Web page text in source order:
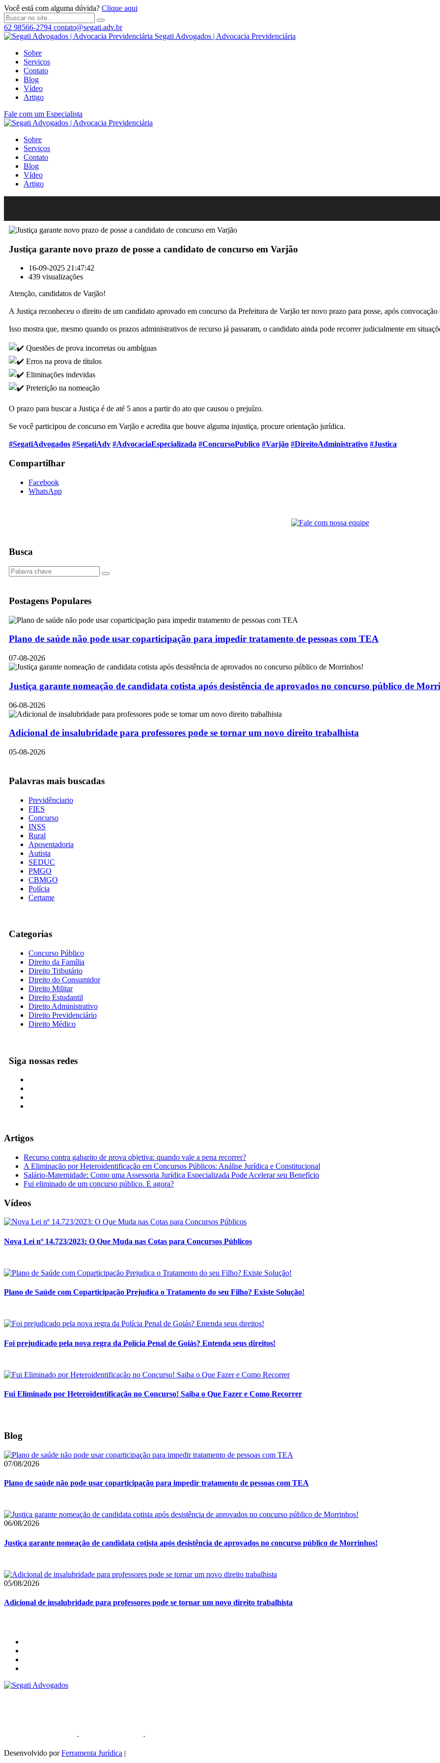
Você está com alguma dúvida? Clique aqui
62 98566-2794 contato@segati.adv.br
Segati Advogados | Advocacia Previdenciária
Sobre
Serviços
Contato
Blog
Vídeo
Artigo
Fale com um Especialista
Sobre
Serviços
Contato
Blog
Vídeo
Artigo
Justiça garante novo prazo de posse a candidato de concurso em Varjão
16-09-2025 21:47:42
439 visualizações
Atenção, candidatos de Varjão!
A Justiça reconheceu o direito de um candidato aprovado em concurso da Prefeitura de Varjão ter novo prazo para posse, após convocação
Isso mostra que, mesmo quando os prazos administrativos de recurso já passaram, o candidato ainda pode recorrer judicialmente em
Questões de prova incorretas ou ambíguas
Erros na prova de títulos
Eliminações indevidas
Preterição na nomeação
O prazo para buscar a Justiça é de até 5 anos a partir do ato que causou o prejuízo.
Se você participou de concurso em Varjão e acredita que houve alguma injustiça, procure orientação jurídica.
#SegatiAdvogados #SegatiAdv #AdvocaciaEspecializada #ConcursoPublico #Varjão #DireitoAdministrativo #Justica
Compartilhar
Facebook
WhatsApp
Busca
Postagens Populares
Plano de saúde não pode usar coparticipação para impedir tratamento de pessoas com TEA
07-08-2026
Justiça garante nomeação de candidata cotista após desistência de aprovados no concurso público de
06-08-2026
Adicional de insalubridade para professores pode se tornar um novo direito trabalhista
05-08-2026
Palavras mais buscadas
Previdênciario
FIES
Concurso
INSS
Rural
Aposentadoria
Autista
SEDUC
PMGO
CBMGO
Polícia
Certame
Categorias
Concurso Público
Direito da Família
Direito Tributário
Direito do Consumidor
Direito Militar
Direito Estudantil
Direito Administrativo
Direito Previdenciário
Direito Médico
Siga nossas redes
Artigos
Recurso contra gabarito de prova objetiva: quando vale a pena recorrer?
A Eliminação por Heteroidentificação em Concursos Públicos: Análise Jurídica e Constitucional
Salário-Maternidade: Como uma Assessoria Jurídica Especializada Pode Acelerar seu Benefício
Fui eliminado de um concurso público. E agora?
Vídeos
Nova Lei nº 14.723/2023: O Que Muda nas Cotas para Concursos Públicos
Plano de Saúde com Coparticipação Prejudica o Tratamento do seu Filho? Existe Solução!
Foi prejudicado pela nova regra da Polícia Penal de Goiás? Entenda seus direitos!
Fui Eliminado por Heteroidentificação no Concurso! Saiba o Que Fazer e Como Recorrer
Blog
07/08/2026
Plano de saúde não pode usar coparticipação para impedir tratamento de pessoas com TEA
06/08/2026
Justiça garante nomeação de candidata cotista após desistência de aprovados no concurso público de Morrinhos!
05/08/2026
Adicional de insalubridade para professores pode se tornar um novo direito trabalhista
· ·
Desenvolvido porFerramenta Jurídica |